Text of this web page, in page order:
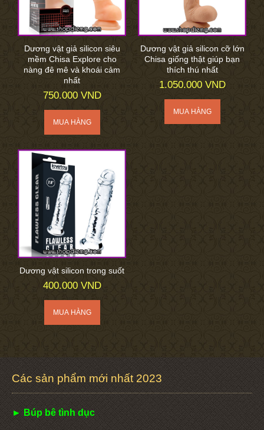
Dương vật giả silicon siêu
mềm Chisa Explore cho
nàng đê mê và khoái cảm
nhất
750.000 VND
Dương vật giả silicon cỡ lớn
Chisa giống thật giúp bạn
thích thú nhất
1.050.000 VND
Dương vật silicon trong suốt
400.000 VND
Các sản phẩm mới nhất 2023
► Búp bê tình dục